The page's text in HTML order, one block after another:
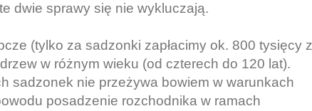
dwie sprawy się nie wykluczają.
(tylko za sadzonki zapłacimy ok. 800 tysięcy
w różnym wieku (od czterech do 120 lat).
sadzonek nie przeżywa bowiem w warunkach
posadzenie rozchodnika w ramach